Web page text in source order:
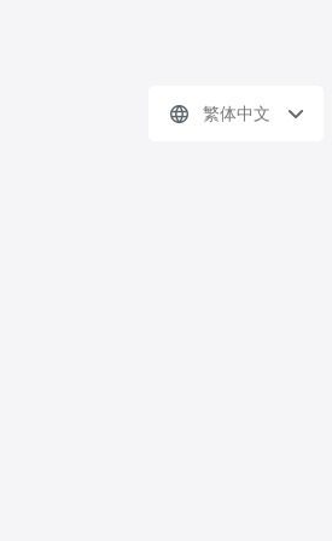
繁体中文